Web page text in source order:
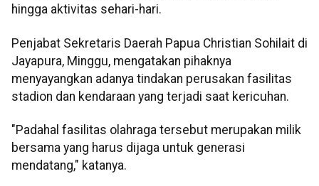
hingga aktivitas sehari-hari.
Penjabat Sekretaris Daerah Papua Christian Sohilait di
Jayapura, Minggu, mengatakan pihaknya
menyayangkan adanya tindakan perusakan fasilitas
stadion dan kendaraan yang terjadi saat kericuhan.
"Padahal fasilitas olahraga tersebut merupakan milik
bersama yang harus dijaga untuk generasi
mendatang," katanya.